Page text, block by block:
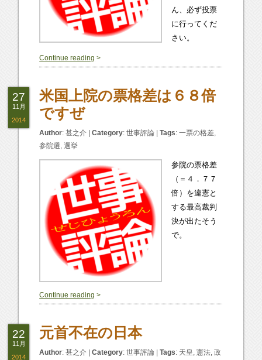
ん、必ず投票
に行ってくだ
さい。
Continue reading >
米国上院の票格差は６８倍
ですぜ
Author:甚之介 |Category:世事評論 |Tags:一票の格差,
参院選,選挙
参院の票格差
（＝４．７７
倍）を違憲と
する最高裁判
決が出たそう
で。
Continue reading >
27
11月
2014
元首不在の日本
Author:甚之介 |Category:世事評論 |Tags: 天皇,憲法,政
22
11月
2014